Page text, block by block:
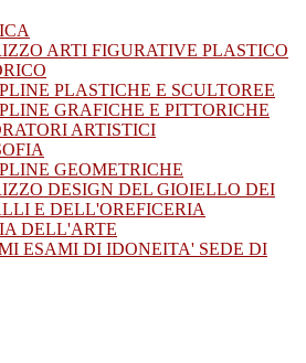
ARTI FIGURATIVE PLASTICO
PLASTICHE E SCULTOREE
GRAFICHE E PITTORICHE
ARTISTICI
GEOMETRICHE
DESIGN DEL GIOIELLO DEI
E DELL'OREFICERIA
DELL'ARTE
ESAMI DI IDONEITA' SEDE DI